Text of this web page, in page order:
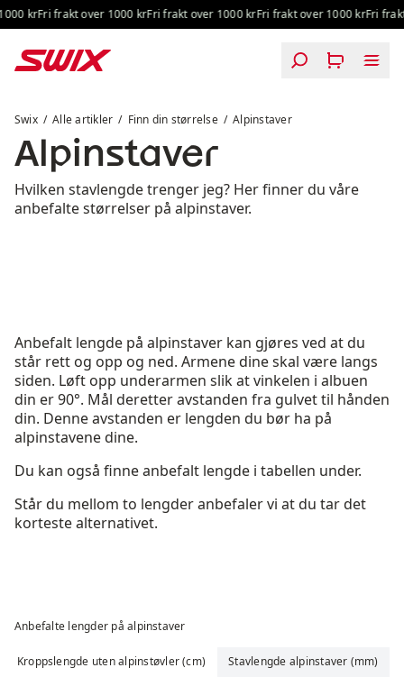
Hopp til innhold
krFri frakt over 1000 krFri frakt over 1000 krFri frakt over 1000 krFri
Swix Alle artikler Finn din størrelse Alpinstaver
Alpinstaver
Hvilken stavlengde trenger jeg? Her finner du våre
anbefalte størrelser på alpinstaver.
Anbefalt lengde på alpinstaver kan gjøres ved at du
står rett og opp og ned. Armene dine skal være langs
siden. Løft opp underarmen slik at vinkelen i albuen
din er 90°. Mål deretter avstanden fra gulvet til hånden
din. Denne avstanden er lengden du bør ha på
alpinstavene dine.
Du kan også finne anbefalt lengde i tabellen under.
Står du mellom to lengder anbefaler vi at du tar det
korteste alternativet.
Anbefalte lengder på alpinstaver
Kroppslengde uten alpinstøvler (cm)
Stavlengde alpinstaver (mm)